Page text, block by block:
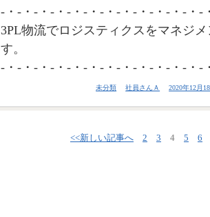
-・-・-・-・-・-・-・-・-・-・-・-・-
3PL物流でロジスティクスをマネジ
す。
-・-・-・-・-・-・-・-・-・-・-・-・-
未分類 社員さんＡ 2020年12月
<<新しい記事へ 2 3 4 5 6